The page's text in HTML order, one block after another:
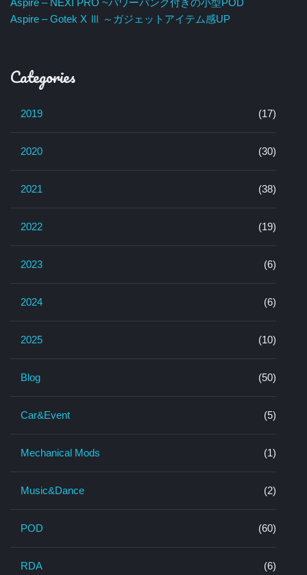
Aspire – NEXI PRO ~パワーバンク付きの小型POD
Aspire – Gotek X Ⅲ ～ガジェットアイテム感UP
Categories
2019 (17)
2020 (30)
2021 (38)
2022 (19)
2023 (6)
2024 (6)
2025 (10)
Blog (50)
Car&Event (5)
Mechanical Mods (1)
Music&Dance (2)
POD (60)
RDA (6)